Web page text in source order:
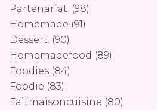
Partenariat. (98)
Homemade (91)
Dessert. (90)
Homemadefood (89)
Foodies (84)
Foodie (83)
Faitmaisoncuisine (80)